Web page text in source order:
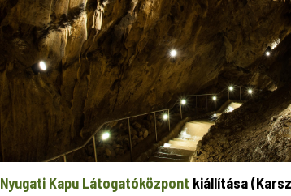
Nyugati Kapu Látogatóközpont kiállítása